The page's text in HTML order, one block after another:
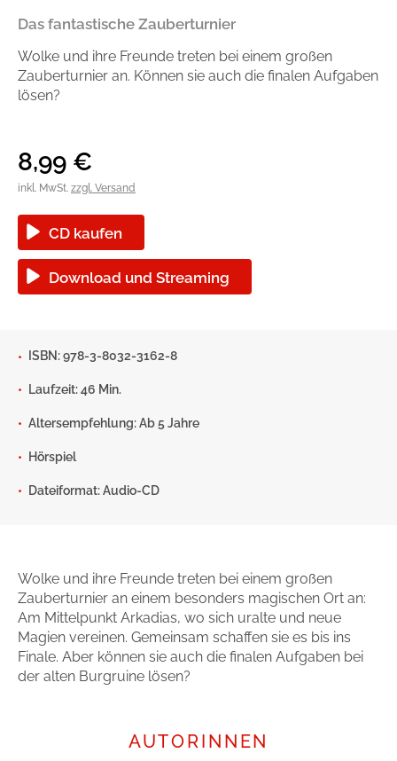
Ratgeber und Sachbuch
Reihen
Gib dem Monster keine Schokolade
Handel
Presse
Autorinnen und Autoren
Das fantastische Zauberturnier
Wolke und ihre Freunde treten bei einem großen
Zauberturnier an. Können sie auch die finalen Aufgaben
lösen?
8,99 €
inkl. MwSt. zzgl. Versand
CD kaufen
Download und Streaming
ISBN: 978-3-8032-3162-8
Laufzeit: 46 Min.
Altersempfehlung: Ab 5 Jahre
Hörspiel
Dateiformat: Audio-CD
Wolke und ihre Freunde treten bei einem großen
Zauberturnier an einem besonders magischen Ort an:
Am Mittelpunkt Arkadias, wo sich uralte und neue
Magien vereinen. Gemeinsam schaffen sie es bis ins
Finale. Aber können sie auch die finalen Aufgaben bei
der alten Burgruine lösen?
AUTORINNEN